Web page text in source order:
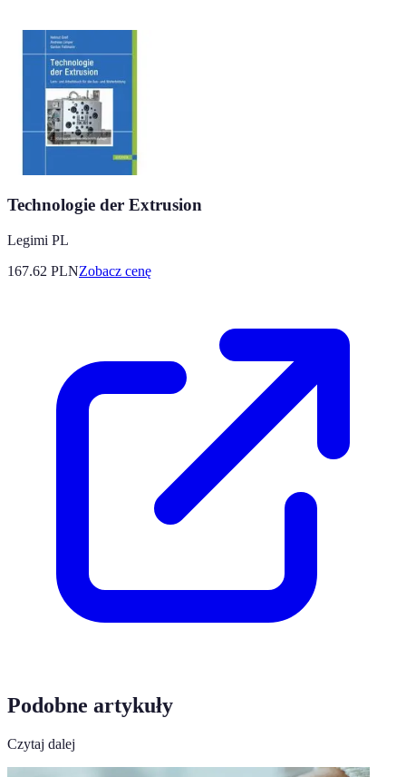
Technologie der Extrusion
Legimi PL
167.62 PLNZobacz cenę
Podobne artykuły
Czytaj dalej